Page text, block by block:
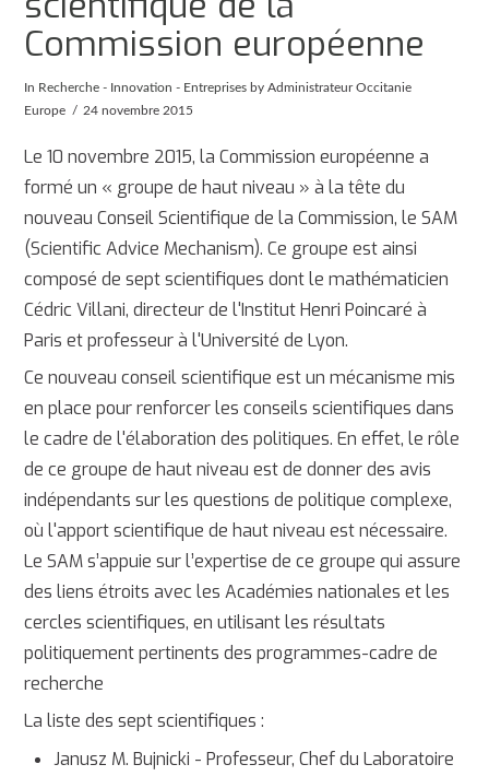
Commission européenne
In Recherche - Innovation - Entreprises by Administrateur Occitanie
Europe
24 novembre 2015
Le 10 novembre 2015, la Commission européenne a
formé un « groupe de haut niveau » à la tête du
nouveau Conseil Scientifique de la Commission, le SAM
(Scientific Advice Mechanism). Ce groupe est ainsi
composé de sept scientifiques dont le mathématicien
Cédric Villani, directeur de l'Institut Henri Poincaré à
Paris et professeur à l'Université de Lyon.
Ce nouveau conseil scientifique est un mécanisme mis
en place pour renforcer les conseils scientifiques dans
le cadre de l'élaboration des politiques. En effet, le rôle
de ce groupe de haut niveau est de donner des avis
indépendants sur les questions de politique complexe,
où l'apport scientifique de haut niveau est nécessaire.
Le SAM s’appuie sur l’expertise de ce groupe qui assure
des liens étroits avec les Académies nationales et les
cercles scientifiques, en utilisant les résultats
politiquement pertinents des programmes-cadre de
recherche
La liste des sept scientifiques :
Janusz M. Bujnicki - Professeur, Chef du Laboratoire